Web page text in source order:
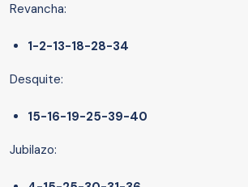
Revancha:
1-2-13-18-28-34
Desquite:
15-16-19-25-39-40
Jubilazo: